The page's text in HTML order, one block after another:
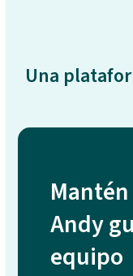
Una
Andy
equipo